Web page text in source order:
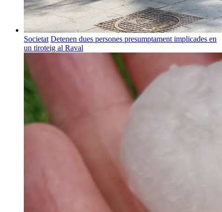
Societat Detenen dues persones presumptament implicades en
un tiroteig al Raval